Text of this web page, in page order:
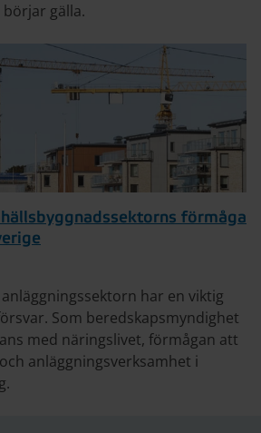
gälla.
förmåga
har en viktig
Som beredskapsmyndighet
med näringslivet, förmågan att
anläggningsverksamhet i